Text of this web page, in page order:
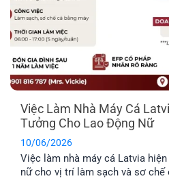
Việc Làm Nhà Máy Cá
Tưởng Cho Lao Động Nữ
10/06/2026
Việc làm nhà máy cá Latvia
nữ cho vị trí làm sạch và sơ chế